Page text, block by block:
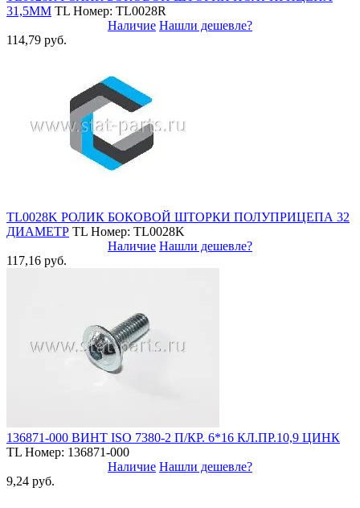
31,5ММ TL Номер: TL0028R
Наличие Нашли дешевле?
114,79 руб.
TL0028K РОЛИК БОКОВОЙ ШТОРКИ ПОЛУПРИЦЕПА 32
ДИАМЕТР TL Номер: TL0028K
Наличие Нашли дешевле?
117,16 руб.
136871-000 ВИНТ ISO 7380-2 П/КР. 6*16 КЛ.ПР.10,9 ЦИНК
TL Номер: 136871-000
Наличие Нашли дешевле?
9,24 руб.